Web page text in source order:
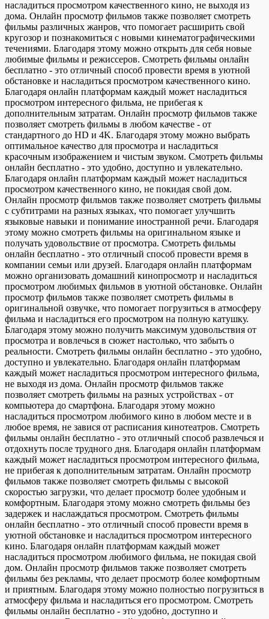
насладиться просмотром качественного кино, не выходя из
дома. Онлайн просмотр фильмов также позволяет смотреть
фильмы различных жанров, что помогает расширить свой
кругозор и познакомиться с новыми кинематографическими
течениями. Благодаря этому можно открыть для себя новые
любимые фильмы и режиссеров. Смотреть фильмы онлайн
бесплатно - это отличный способ провести время в уютной
обстановке и насладиться просмотром качественного кино.
Благодаря онлайн платформам каждый может насладиться
просмотром интересного фильма, не прибегая к
дополнительным затратам. Онлайн просмотр фильмов также
позволяет смотреть фильмы в любом качестве - от
стандартного до HD и 4K. Благодаря этому можно выбрать
оптимальное качество для просмотра и насладиться
красочным изображением и чистым звуком. Смотреть фильмы
онлайн бесплатно - это удобно, доступно и увлекательно.
Благодаря онлайн платформам каждый может насладиться
просмотром качественного кино, не покидая свой дом.
Онлайн просмотр фильмов также позволяет смотреть фильмы
с субтитрами на разных языках, что помогает улучшить
языковые навыки и понимание иностранной речи. Благодаря
этому можно смотреть фильмы на оригинальном языке и
получать удовольствие от просмотра. Смотреть фильмы
онлайн бесплатно - это отличный способ провести время в
компании семьи или друзей. Благодаря онлайн платформам
можно организовать домашний кинопросмотр и насладиться
просмотром любимых фильмов в уютной обстановке. Онлайн
просмотр фильмов также позволяет смотреть фильмы в
оригинальной озвучке, что помогает погрузиться в атмосферу
фильма и насладиться его просмотром на полную катушку.
Благодаря этому можно получить максимум удовольствия от
просмотра и вовлечься в сюжет настолько, что забыть о
реальности. Смотреть фильмы онлайн бесплатно - это удобно,
доступно и увлекательно. Благодаря онлайн платформам
каждый может насладиться просмотром интересного фильма,
не выходя из дома. Онлайн просмотр фильмов также
позволяет смотреть фильмы на разных устройствах - от
компьютера до смартфона. Благодаря этому можно
насладиться просмотром любимого кино в любом месте и в
любое время, не завися от расписания кинотеатров. Смотреть
фильмы онлайн бесплатно - это отличный способ развлечься и
отдохнуть после трудного дня. Благодаря онлайн платформам
каждый может насладиться просмотром интересного фильма,
не прибегая к дополнительным затратам. Онлайн просмотр
фильмов также позволяет смотреть фильмы с высокой
скоростью загрузки, что делает просмотр более удобным и
комфортным. Благодаря этому можно смотреть фильмы без
задержек и наслаждаться просмотром. Смотреть фильмы
онлайн бесплатно - это отличный способ провести время в
уютной обстановке и насладиться просмотром интересного
кино. Благодаря онлайн платформам каждый может
насладиться просмотром любимого фильма, не покидая свой
дом. Онлайн просмотр фильмов также позволяет смотреть
фильмы без рекламы, что делает просмотр более комфортным
и приятным. Благодаря этому можно полностью погрузиться в
атмосферу фильма и насладиться его просмотром. Смотреть
фильмы онлайн бесплатно - это удобно, доступно и